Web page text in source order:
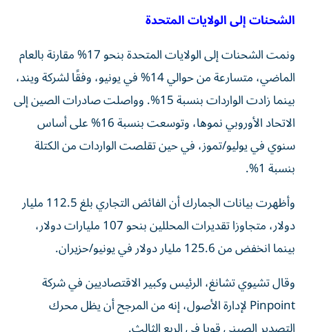
الشحنات إلى الولايات المتحدة
ونمت الشحنات إلى الولايات المتحدة بنحو 17% مقارنة بالعام
الماضي، متسارعة من حوالي 14% في يونيو، وفقًا لشركة ويند،
بينما زادت الواردات بنسبة 15%. وواصلت صادرات الصين إلى
الاتحاد الأوروبي نموها، وتوسعت بنسبة 16% على أساس
سنوي في يوليو/تموز، في حين تقلصت الواردات من الكتلة
بنسبة 1%.
وأظهرت بيانات الجمارك أن الفائض التجاري بلغ 112.5 مليار
دولار، متجاوزا تقديرات المحللين بنحو 107 مليارات دولار،
بينما انخفض من 125.6 مليار دولار في يونيو/حزيران.
وقال تشيوي تشانغ، الرئيس وكبير الاقتصاديين في شركة
Pinpoint لإدارة الأصول، إنه من المرجح أن يظل محرك